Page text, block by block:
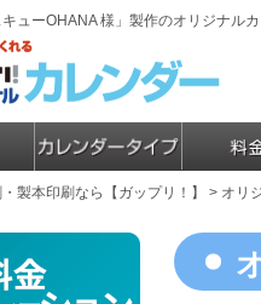
キューOHANA 様」製作のオリジナル
製本印刷なら【ガップリ！】 > オリ